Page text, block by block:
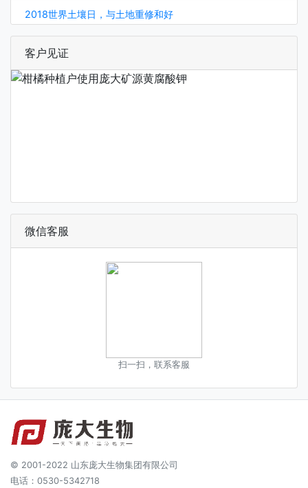
2018世界土壤日，与土地重修和好
客户见证
微信客服
扫一扫，联系客服
© 2001-2022 山东庞大生物集团有限公司
电话：0530-5342718